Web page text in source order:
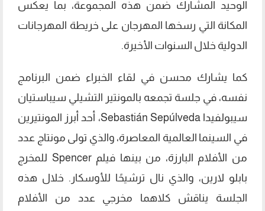
الوحيد المشارك ضمن هذه المجموعة، بما يعكس
المكانة التي رسخها المهرجان على خريطة المهرجانات
الدولية خلال السنوات الأخيرة.
كما يشارك محسن في لقاء الخبراء ضمن البرنامج
نفسه، في جلسة تجمعه بالمونتير التشيلي سيباستيان
سيبولفيدا Sebastián Sepúlveda، أحد أبرز المونتيرين
في السينما العالمية المعاصرة، والذي تولى مونتاج عدد
من الأفلام البارزة، من بينها فيلم Spencer للمخرج
بابلو لارين، والذي نال ترشيحًا للأوسكار. خلال هذه
الجلسة يناقش كلاهما مخرجي عدد من الأفلام